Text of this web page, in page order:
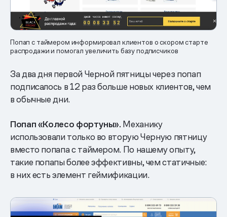
Попап с таймером информировал клиентов о скором старте
распродажи и помогал увеличить базу подписчиков
За два дня первой Черной пятницы через попап
подписалось в 12 раз больше новых клиентов, чем
в обычные дни.
Попап «Колесо фортуны». Механику
использовали только во вторую Черную пятницу
вместо попапа с таймером. По нашему опыту,
такие попапы более эффективны, чем статичные:
в них есть элемент геймификации.